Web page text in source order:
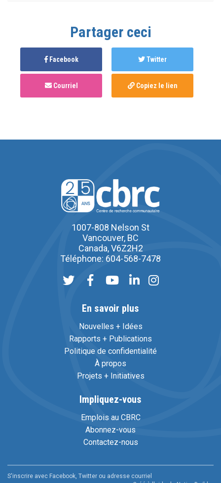
Partager ceci
Facebook Twitter
Courriel Copiez le lien
1007-808 Nelson St
Vancouver, BC
Canada, V6Z2H2
Téléphone: 604-568-7478
En savoir plus
Nouvelles + Idées
Rapports + Publications
Politique de confidentialité
À propos
Projets + Initiatives
Impliquez-vous
Emplois au CBRC
Abonnez-vous
Contactez-nous
S'inscrire avec Facebook, Twitter ou adresse courriel